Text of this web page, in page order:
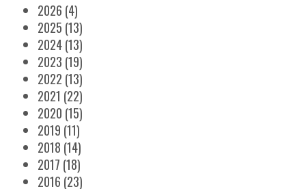
2026 (4)
2025 (13)
2024(13)
2023 (19)
2022 (13)
2021 (22)
2020 (15)
2019 (11)
2018 (14)
2017 (18)
2016 (23)